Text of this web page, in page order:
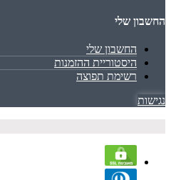
החשבון שלי
החשבון שלי
היסטוריית ההזמנות
רשימת תפוצה
נגישות